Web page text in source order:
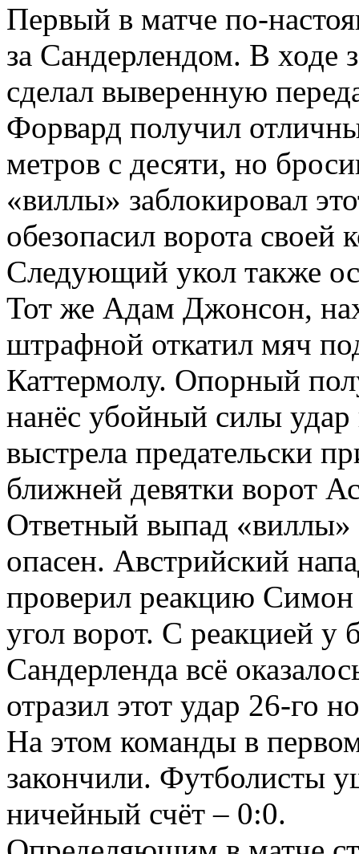
Первый в матче по-
за Сандерлендом. В ходе
сделал выверенную
Форвард получил
метров с десяти, но
«виллы» заблокировал
обезопасил ворота
Следующий укол также
Тот же Адам Джонсон,
штрафной откатил мяч
Каттермолу. Опорный
нанёс убойный силы
выстрела предательски
ближней девятки ворот
Ответный выпад «виллы»
опасен. Австрийский
проверил реакцию
угол ворот. С реакцией у
Сандерленда всё
отразил этот удар 26-го
На этом команды в
закончили. Футболисты
ничейный счёт – 0:0.